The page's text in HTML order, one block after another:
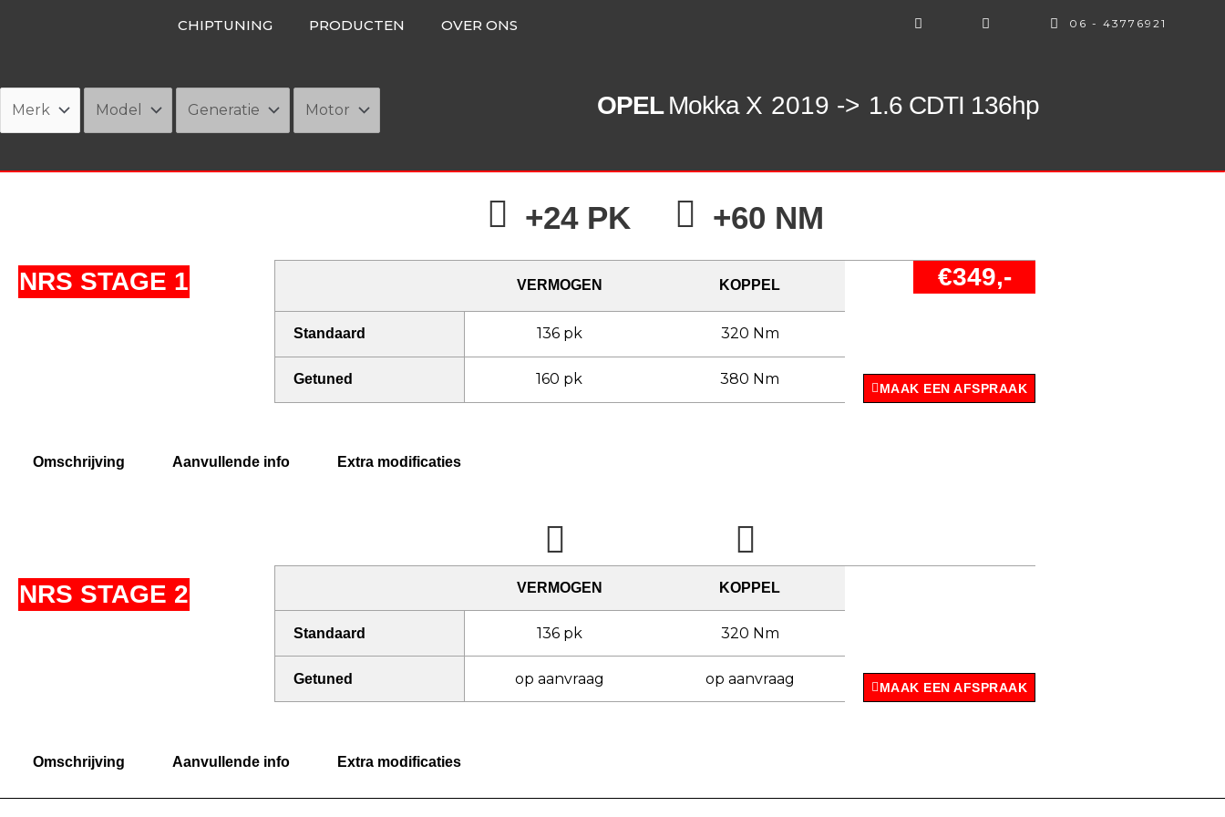
CHIPTUNING PRODUCTEN OVER ONS 06 - 43776921
OPEL Mokka X 2019 -> 1.6 CDTI 136hp
NRS STAGE 1
+24 PK +60 NM
VERMOGEN KOPPEL €349,-
Standaard 136 pk 320 Nm
Getuned 160 pk 380 Nm
MAAK EEN AFSPRAAK
Omschrijving Aanvullende info Extra modificaties
NRS STAGE 2 VERMOGEN KOPPEL
Standaard 136 pk 320 Nm
Getuned op aanvraag op aanvraag
MAAK EEN AFSPRAAK
Omschrijving Aanvullende info Extra modificaties